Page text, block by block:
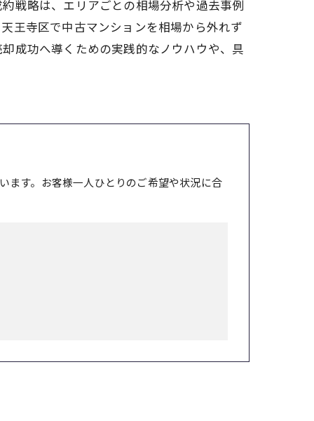
戦略は、エリアごとの相場分析や過去事例
王寺区で中古マンションを相場から外れず
成功へ導くための実践的なノウハウや、具
ます。お客様一人ひとりのご希望や状況に合